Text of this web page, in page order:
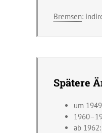
Bremsen:
Spätere
um
ab